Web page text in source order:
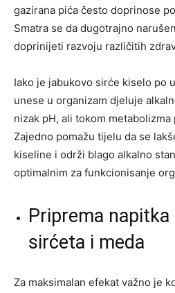
gazirana pića često doprinose
Smatra se da dugotrajno
doprinijeti razvoju različitih
Iako je jabukovo sirće kiselo po
unese u organizam djeluje
nizak pH, ali tokom
Zajedno pomažu tijelu da se
kiseline i održi blago alkalno
optimalnim za funkcionisanje
Priprema
sirćeta i meda
Za maksimalan efekat važno je